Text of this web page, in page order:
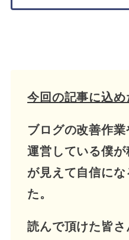
今回の記事に込め
ブログの改善作
運営している僕
が見えて自信に
た。
読んで頂けた皆